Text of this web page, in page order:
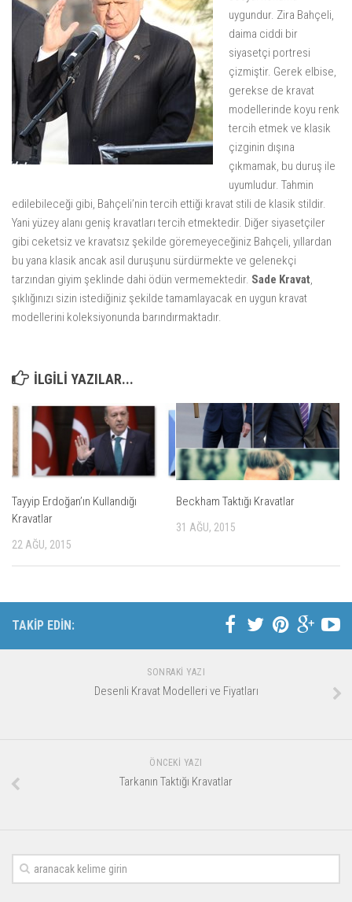
uygundur. Zira Bahçeli,
daima ciddi bir
siyasetçi portresi
çizmiştir. Gerek elbise,
gerekse de kravat
modellerinde koyu renk
tercih etmek ve klasik
çizginin dışına
çıkmamak, bu duruş ile
uyumludur. Tahmin
edilebileceği gibi, Bahçeli’nin tercih ettiği kravat stili de klasik stildir.
Yani yüzey alanı geniş kravatları tercih etmektedir. Diğer siyasetçiler
gibi ceketsiz ve kravatsız şekilde göremeyeceğiniz Bahçeli, yıllardan
bu yana klasik ancak asil duruşunu sürdürmekte ve gelenekçi
tarzından giyim şeklinde dahi ödün vermemektedir. Sade Kravat,
şıklığınızı sizin istediğiniz şekilde tamamlayacak en uygun kravat
modellerini koleksiyonunda barındırmaktadır.
ILGILI YAZILAR...
Tayyip Erdoğan’ın Kullandığı
Kravatlar
22 AĞU, 2015
Beckham Taktığı Kravatlar
31 AĞU, 2015
TAKİP EDİN:
SONRAKI YAZI
Desenli Kravat Modelleri ve Fiyatları
ÖNCEKI YAZI
Tarkanın Taktığı Kravatlar